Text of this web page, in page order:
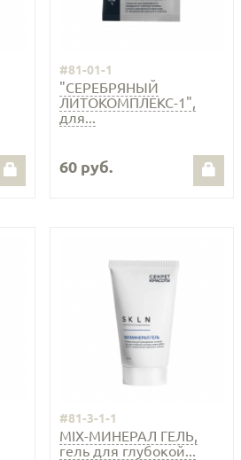
#81-01-1
"СЕРЕБРЯНЫЙ
ЛИТОКОМПЛЕКС-1",
для...
60 руб.
#81-3-1-1
MIX-МИНЕРАЛ ГЕЛЬ,
гель для глубокой...